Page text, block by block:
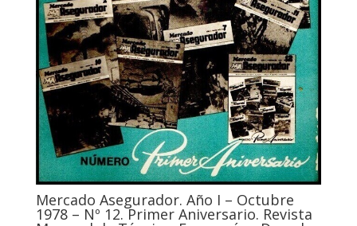
Mercado Asegurador. Año I – Octubre
1978 – Nº 12. Primer Aniversario. Revista